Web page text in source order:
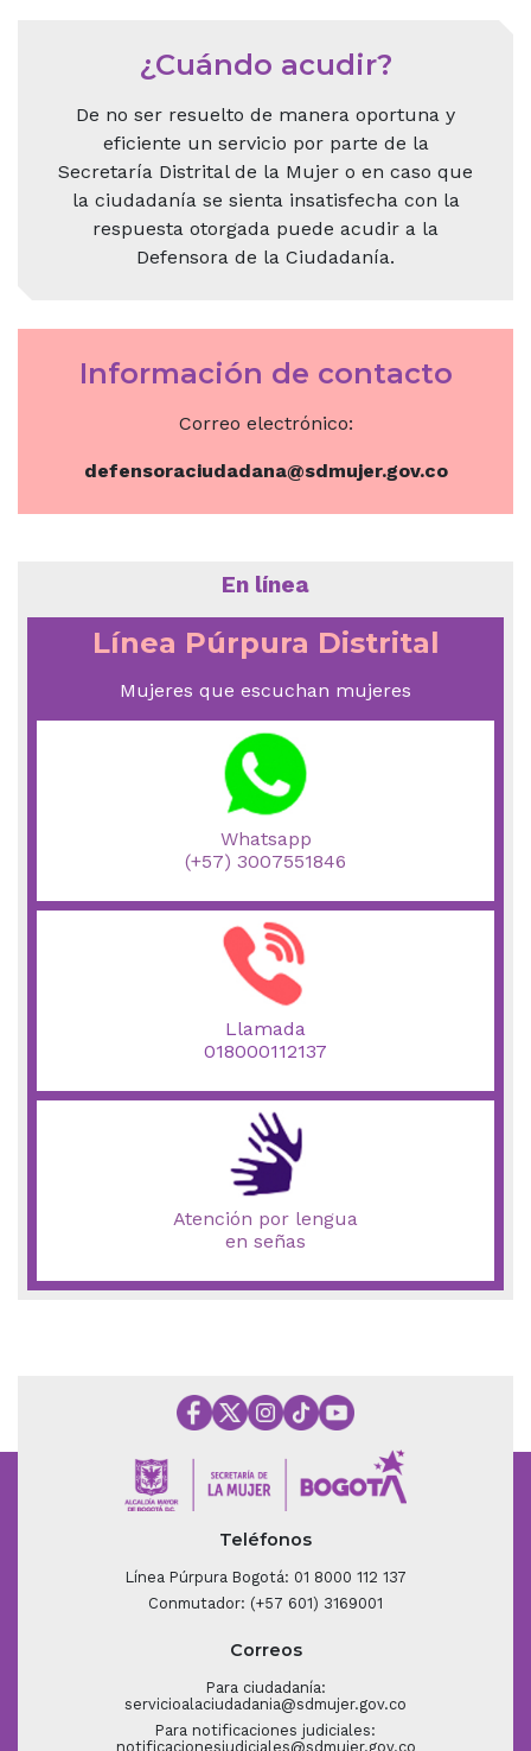
En línea
Línea Púrpura Distrital
Mujeres que escuchan mujeres
Whatsapp
(+57) 3007551846
Llamada
018000112137
Atención por lengua
en señas
¿Cuándo acudir?
De no ser resuelto de manera oportuna y
eficiente un servicio por parte de la
Secretaría Distrital de la Mujer o en caso que
la ciudadanía se sienta insatisfecha con la
respuesta otorgada puede acudir a la
Defensora de la Ciudadanía.
Información de contacto
Correo electrónico:
defensoraciudadana@sdmujer.gov.co
Teléfonos
Línea Púrpura Bogotá: 01 8000 112 137
Conmutador: (+57 601) 3169001
Correos
Para ciudadanía:
servicioalaciudadania@sdmujer.gov.co
Para notificaciones judiciales:
notificacionesjudiciales@sdmujer.gov.co